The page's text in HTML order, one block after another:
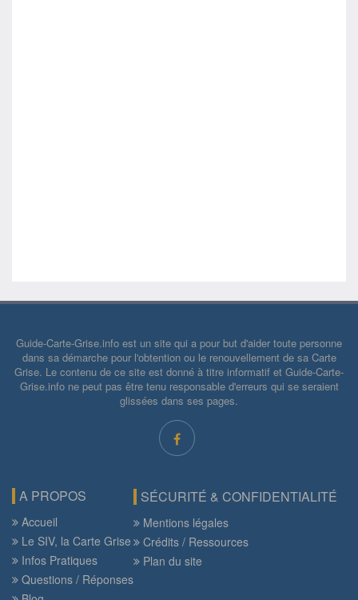
Guide-Carte-Grise.info est un site qui a pour but d'aider toute personne
dans sa démarche pour l'obtention ou le renouvellement de sa Carte
Grise. Le contenu de ce site est donné à titre informatif et Guide-Carte-
Grise.info ne peut pas être tenu responsable d'erreurs qui se seraient
glissées dans ses pages.
A PROPOS
Accueil
Le SIV, la Carte Grise
Infos Pratiques
Questions / Réponses
SÉCURITÉ & CONFIDENTIALITÉ
Mentions légales
Crédits / Ressources
Plan du site